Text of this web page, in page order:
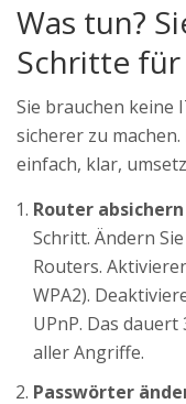
Was tun?
Schritte
Sie brauchen keine
sicherer zu
einfach, klar,
Router absichern
Schritt. Ändern
Routers.
WPA2).
UPnP. Das
aller Angriffe.
Passwörter